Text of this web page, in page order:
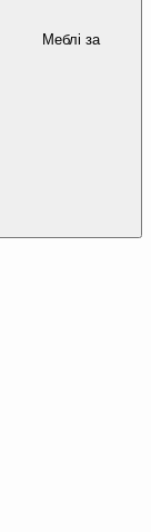
Меблі за